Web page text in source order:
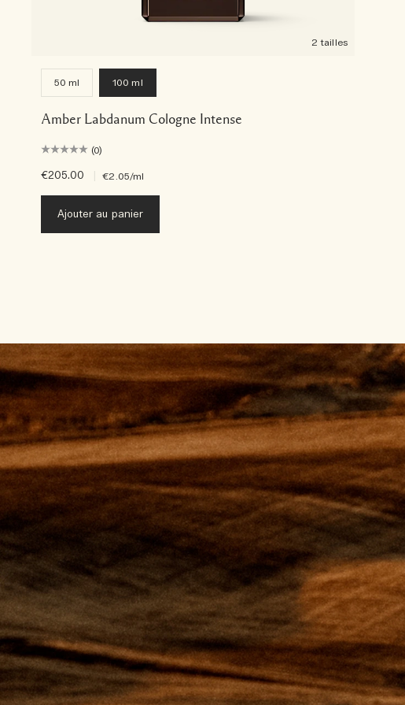
2 tailles
50 ml 100 ml
Amber Labdanum Cologne Intense
(0)
€205.00 €2.05/ml
Ajouter au panier